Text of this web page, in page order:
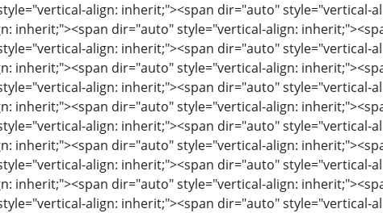
align: inherit;"><span dir="auto" style="vertical-
inherit;"><span dir="auto" style="vertical-align:
align: inherit;"><span dir="auto" style="vertical-
inherit;"><span dir="auto" style="vertical-align:
align: inherit;"><span dir="auto" style="vertical-
inherit;"><span dir="auto" style="vertical-align:
align: inherit;"><span dir="auto" style="vertical-
inherit;"><span dir="auto" style="vertical-align:
align: inherit;"><span dir="auto" style="vertical-
inherit;"><span dir="auto" style="vertical-align:
align: inherit;"><span dir="auto" style="vertical-